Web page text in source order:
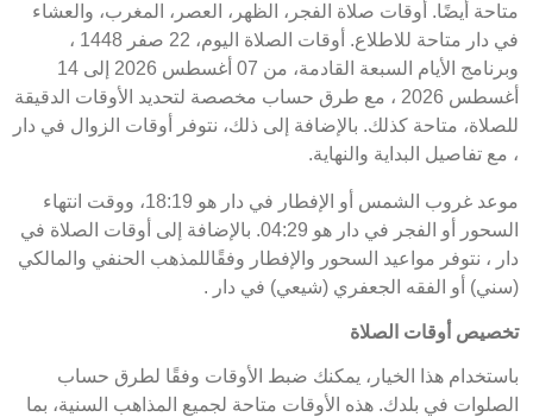
متاحة أيضًا. أوقات صلاة الفجر، الظهر، العصر، المغرب، والعشاء
في دار متاحة للاطلاع. أوقات الصلاة اليوم، 22 صفر 1448 ،
وبرنامج الأيام السبعة القادمة، من 07 أغسطس 2026 إلى 14
أغسطس 2026 ، مع طرق حساب مخصصة لتحديد الأوقات الدقيقة
للصلاة، متاحة كذلك. بالإضافة إلى ذلك، نتوفر أوقات الزوال في دار
، مع تفاصيل البداية والنهاية.
موعد غروب الشمس أو الإفطار في دار هو 18:19، ووقت انتهاء
السحور أو الفجر في دار هو 04:29. بالإضافة إلى أوقات الصلاة في
دار ، نتوفر مواعيد السحور والإفطار وفقًاللمذهب الحنفي والمالكي
(سني) أو الفقه الجعفري (شيعي) في دار .
تخصيص أوقات الصلاة
باستخدام هذا الخيار، يمكنك ضبط الأوقات وفقًا لطرق حساب
الصلوات في بلدك. هذه الأوقات متاحة لجميع المذاهب السنية، بما